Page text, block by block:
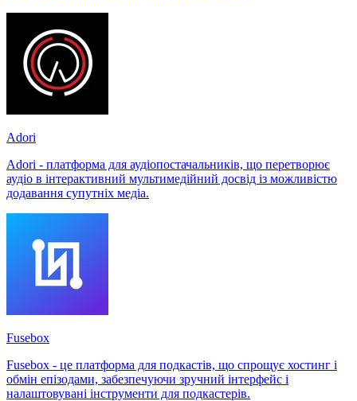
Adori
Adori - платформа для аудіопостачальників, що перетворює
аудіо в інтерактивний мультимедійний досвід із можливістю
додавання супутніх медіа.
Fusebox
Fusebox - це платформа для подкастів, що спрощує хостинг і
обмін епізодами, забезпечуючи зручний інтерфейс і
налаштовувані інструменти для подкастерів.